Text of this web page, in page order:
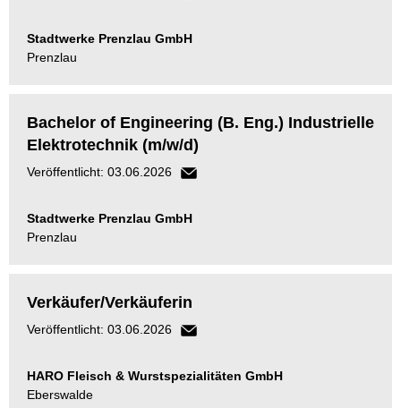
Stadtwerke Prenzlau GmbH
Prenzlau
Bachelor of Engineering (B. Eng.) Industrielle
Elektrotechnik (m/w/d)
Veröffentlicht: 03.06.2026
Stadtwerke Prenzlau GmbH
Prenzlau
Verkäufer/Verkäuferin
Veröffentlicht: 03.06.2026
HARO Fleisch & Wurstspezialitäten GmbH
Eberswalde